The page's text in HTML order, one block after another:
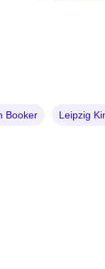
Booker Leipzig